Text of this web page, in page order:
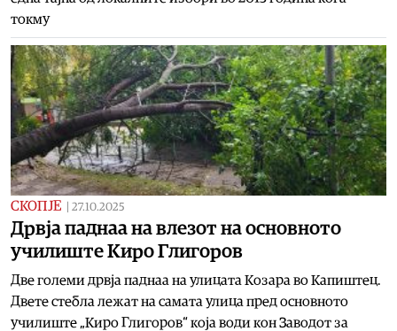
токму
СКОПЈЕ 27.10.2025
Дрвја паднаа на влезот на основното
училиште Киро Глигоров
Две големи дрвја паднаа на улицата Козара во Капиштец.
Двете стебла лежат на самата улица пред основното
училиште „Киро Глигоров“ која води кон Заводот за